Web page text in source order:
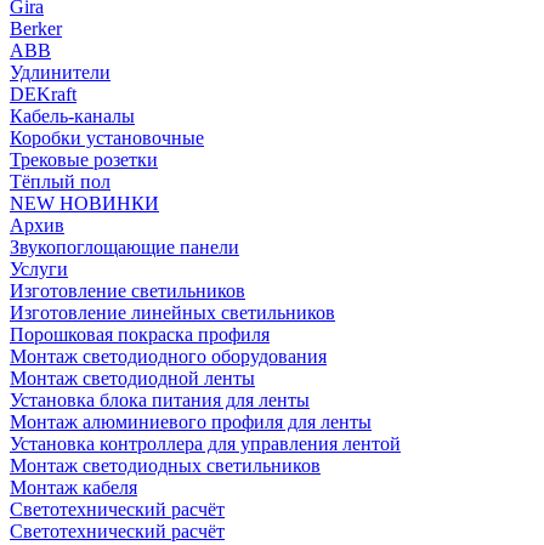
Gira
Berker
ABB
Удлинители
DEKraft
Кабель-каналы
Коробки установочные
Трековые розетки
Тёплый пол
NEW НОВИНКИ
Архив
Звукопоглощающие панели
Услуги
Изготовление светильников
Изготовление линейных светильников
Порошковая покраска профиля
Монтаж светодиодного оборудования
Монтаж светодиодной ленты
Установка блока питания для ленты
Монтаж алюминиевого профиля для ленты
Установка контроллера для управления лентой
Монтаж светодиодных светильников
Монтаж кабеля
Светотехнический расчёт
Светотехнический расчёт